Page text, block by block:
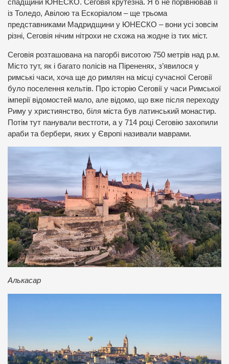
спадщини ЮНЕСКО. Сеговія крутезна. Я б не порівнював її
із Толедо, Авілою та Ескоріалом – ще трьома
представниками Мадридщини у ЮНЕСКО – вони усі зовсім
різні, Сеговія нічим нітрохи не схожа на жодне із тих міст.
Сеговія розташована на пагорбі висотою 750 метрів над р.м.
Місто тут, як і багато полісів на Пірененях, з’явилося у
римські часи, хоча ще до римлян на місці сучасної Сеговії
було поселення кельтів. Про історію Сеговії у часи Римської
імперії відомостей мало, але відомо, що вже після переходу
Риму у християнство, біля міста був латинський монастир.
Потім тут панували вестготи, а у 714 році Сеговію захопили
араби та бербери, яких у Європі називали маврами.
Алькасар